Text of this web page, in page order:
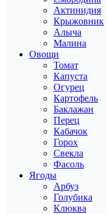
Актинидия
Крыжовник
Алыча
Малина
Овощи
Томат
Капуста
Огурец
Картофель
Баклажан
Перец
Кабачок
Горох
Свекла
Фасоль
Ягоды
Арбуз
Голубика
Клюква